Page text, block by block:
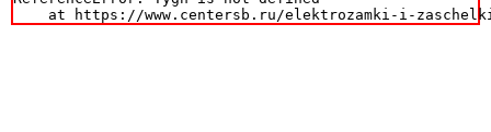
at https://www.centersb.ru/elektrozamki-i-